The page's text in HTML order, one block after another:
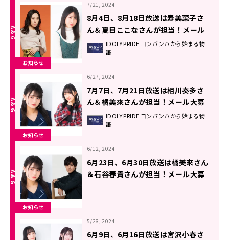
お知らせ
7/21, 2024
8月4日、8月18日放送は寿美菜子さ
ん＆夏目ここなさんが担当！メール
大募集！！ 『IDOLY PRIDEコンバン
ハから始まる物語』
IDOLY PRIDE コンバンハから始まる物
語
お知らせ
6/27, 2024
7月7日、7月21日放送は相川奏多さ
ん＆橘美來さんが担当！メール大募
集！！ 『IDOLY PRIDEコンバンハか
ら始まる物語』
IDOLY PRIDE コンバンハから始まる物
語
お知らせ
6/12, 2024
6月23日、6月30日放送は橘美來さん
＆石谷春貴さんが担当！メール大募
5/28, 2024
6月9日、6月16日放送は宮沢小春さ